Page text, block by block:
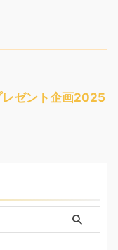
レゼント企画2025